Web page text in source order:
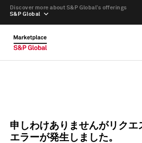
S&P Global
Discover more about S&P Global’s offerings
申しわけありませんがリクエ
エラーが発生しました。